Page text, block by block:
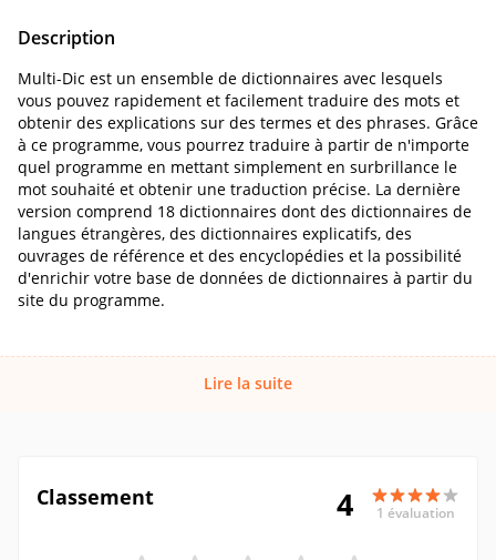
Description
Multi-Dic est un ensemble de dictionnaires avec lesquels
vous pouvez rapidement et facilement traduire des mots et
obtenir des explications sur des termes et des phrases. Grâce
à ce programme, vous pourrez traduire à partir de n'importe
quel programme en mettant simplement en surbrillance le
mot souhaité et obtenir une traduction précise. La dernière
version comprend 18 dictionnaires dont des dictionnaires de
langues étrangères, des dictionnaires explicatifs, des
ouvrages de référence et des encyclopédies et la possibilité
d'enrichir votre base de données de dictionnaires à partir du
site du programme.
Lire la suite
Classement 4 1 évaluation